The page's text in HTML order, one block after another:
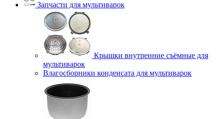
Запчасти для мультиварок
Крышки внутренние съёмные для
мультиварок
Влагосборники конденсата для мультиварок